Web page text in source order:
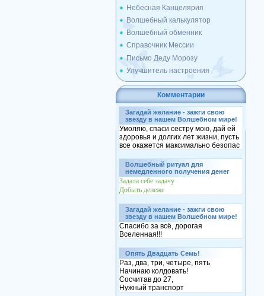
Небесная Канцелярия
Волшебный калькулятор
Волшебный обменник
Справочник Мессии
Письмо Деду Морозу
Улучшитель настроения
Комментарии
Загадай желание - зажги свою
звезду в нашем Волшебном мире!
Умоляю, спаси сестру мою, дай ей
здоровья и долгих лет жизни, пусть
все окажется максимально безопас
Волшебный ритуал для
немедленного получения денег
Задала себе задачу
Добыть денеже
Загадай желание - зажги свою
звезду в нашем Волшебном мире!
Спасибо за всё, дорогая
Вселенная!!!
Опять Двадцать Семь!
Раз, два, три, четыре, пять
Начинаю колдовать!
Сосчитав до 27,
Нужный транспорт